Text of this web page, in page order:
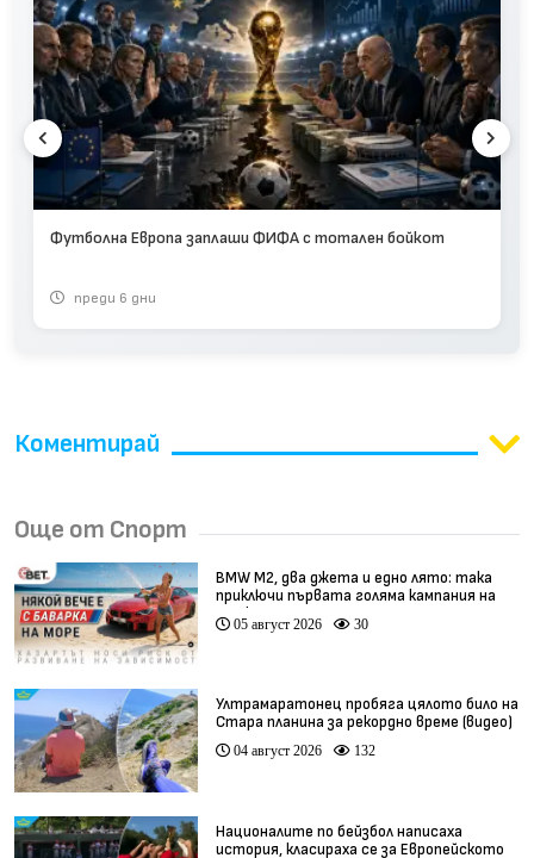
Футболна Европа заплаши ФИФА с тотален бойкот
преди 6 дни
Коментирай
Още от Спорт
BMW М2, два джета и едно лято: така
приключи първата голяма кампания на
BET.bg
05 август 2026 30
Ултрамаратонец пробяга цялото било на
Стара планина за рекордно време (видео)
04 август 2026 132
Националите по бейзбол написаха
история, класираха се за Европейското